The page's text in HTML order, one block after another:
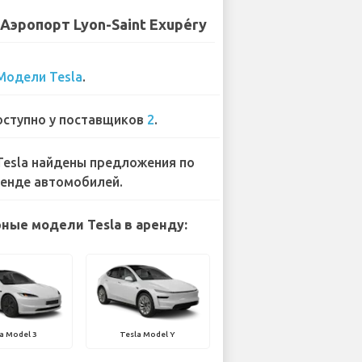
Lyon-Saint Exupéry
Tesla.
у поставщиков 2.
найдены предложения по
автомобилей.
модели Tesla в аренду:
Model 3 Tesla Model Y